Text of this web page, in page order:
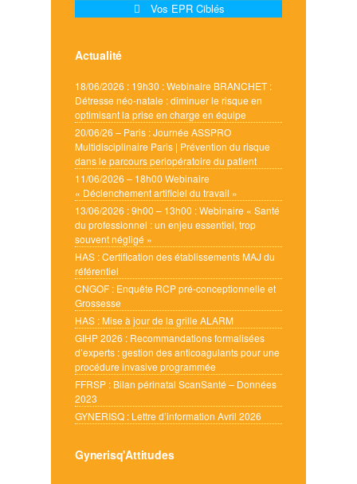
Vos EPR Ciblés
Actualité
18/06/2026 : 19h30 : Webinaire BRANCHET :
Détresse néo-natale : diminuer le risque en
optimisant la prise en charge en équipe
20/06/26 – Paris : Journée ASSPRO
Multidisciplinaire Paris | Prévention du risque
dans le parcours periopératoire du patient
11/06/2026 – 18h00 Webinaire
« Déclenchement artificiel du travail »
13/06/2026 : 9h00 – 13h00 : Webinaire « Santé
du professionnel : un enjeu essentiel, trop
souvent négligé »
HAS : Certification des établissements MAJ du
référentiel
CNGOF : Enquête RCP pré-conceptionnelle et
Grossesse
HAS : Mise à jour de la grille ALARM
GIHP 2026 : Recommandations formalisées
d’experts : gestion des anticoagulants pour une
procédure invasive programmée
FFRSP : Bilan périnatal ScanSanté – Données
2023
GYNERISQ : Lettre d’information Avril 2026
Gynerisq'Attitudes